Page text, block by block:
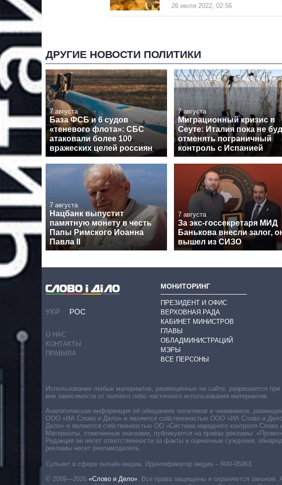
26 июля 2022, 02:56
ДРУГИЕ НОВОСТИ ПОЛИТИКИ
7 августа
База ФСБ и 6 судов
«теневого флота»: СБС
атаковали более 100
вражеских целей россиян
7 августа
Миграционный кризис в
Сеуте: Италия пока не
отменять пограничный
контроль с Испанией
7 августа
Нацбанк выпустит
памятную монету в честь
Папы Римского Иоанна
Павла II
7 августа
За экс-госсекретаря МИД
Банькова внесли залог,
вышел из СИЗО
УКР РОС
О НАС
КОНТАКТЫ
ПРАВИЛА
МОНИТОРИНГ
ПРЕЗИДЕНТ И ОФИС
ВЕРХОВНАЯ РАДА
КАБИНЕТ МИНИСТРОВ
ГЛАВЫ
ОБЛАДМИНИСТРАЦИЙ
МЭРЫ
ВСЕ ПЕРСОНЫ
Субъект в сфере онлайн-медиа. Идентификатор медиа – R40-05063
© 2009—2026 «Слово и Дело». Все права защищены и охраняются законом.
Использование любых материалов, размещённых на сайте, разрешается
вне зависимости от полного либо частичного использования материалов.
Аналитическая информация об обещаниях политиков и чиновников,
ООО «ИА Слово и Дело» и является собственностью ООО «ИА Слово и
Дело» и являются собственностью ОО «Система народного контроля Слово
Материалы, отмеченные значками, публикуются на правах рекламы:
Редакция не несет ответственности за факты и оценочные суждения,
рекламы несет рекламодатель.